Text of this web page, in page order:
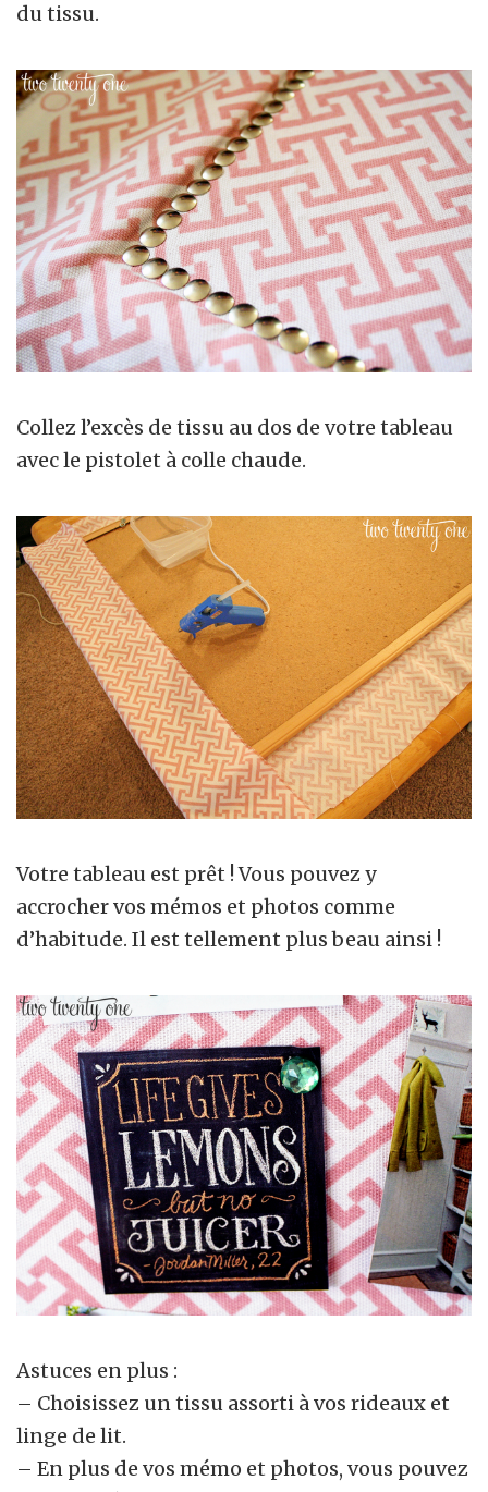
du tissu.
Collez l’excès de tissu au dos de votre tableau
avec le pistolet à colle chaude.
Votre tableau est prêt ! Vous pouvez y
accrocher vos mémos et photos comme
d’habitude. Il est tellement plus beau ainsi !
Astuces en plus :
– Choisissez un tissu assorti à vos rideaux et
linge de lit.
– En plus de vos mémo et photos, vous pouvez